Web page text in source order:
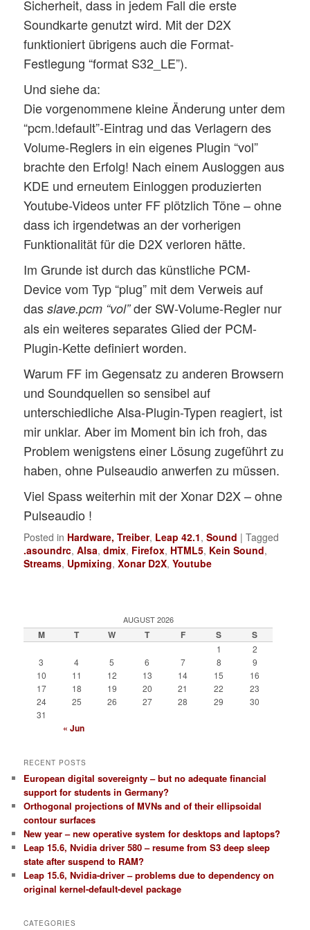
			pcm {
				#format S32_LE
				format S16_LE
				# 44100 or 48000
				# 44100 for music, 48000 is compatible with most h/w
				rate 44100
				#rate 48000
				type hw
				card 0
				device 0
				subdevice 0
			}
			period_size 1024
			#period_size 512
			buffer_size 16384
		}
	}
	capture.pcm "hw:0"
}
	type hw
	card 0
}
pcm.upmix {
	type plug
	slave.pcm "dmix51"
	#front
	#side / rear -left
	#side / rear - right
    	ttable.1.3 1.0
	# bass
    	ttable.0.5 0.2
    	ttable.1.5 0.2
}
	type softvol
Sicherheit, dass in jedem Fall die erste
Soundkarte genutzt wird. Mit der D2X
funktioniert übrigens auch die Format-
Festlegung “format S32_LE”).
Und siehe da:
Die vorgenommene kleine Änderung unter dem
“pcm.!default”-Eintrag und das Verlagern des
Volume-Reglers in ein eigenes Plugin “vol”
brachte den Erfolg! Nach einem Ausloggen aus
KDE und erneutem Einloggen produzierten
Youtube-Videos unter FF plötzlich Töne – ohne
dass ich irgendetwas an der vorherigen
Funktionalität für die D2X verloren hätte.
Im Grunde ist durch das künstliche PCM-
Device vom Typ “plug” mit dem Verweis auf
dasslave.pcm “vol”der SW-Volume-Regler nur
als ein weiteres separates Glied der PCM-
Plugin-Kette definiert worden.
Warum FF im Gegensatz zu anderen Browsern
und Soundquellen so sensibel auf
unterschiedliche Alsa-Plugin-Typen reagiert, ist
mir unklar. Aber im Moment bin ich froh, das
Problem wenigstens einer Lösung zugeführt zu
haben, ohne Pulseaudio anwerfen zu müssen.
Viel Spass weiterhin mit der Xonar D2X – ohne
Pulseaudio !
Posted in Hardware, Treiber, Leap 42.1,Sound |Tagged
.asoundrc,Alsa,dmix, Firefox, HTML5, Kein Sound,
Streams, Upmixing,Xonar D2X,Youtube
AUGUST 2026
M T W T F S S
1
2
3
4 5 6 7 8
9
10
11 12 13 14 15
16
17
18 19 20 21 22
23
24
25 26 27 28 29
30
31
« Jun
RECENT POSTS
European digital sovereignty – but no adequate financial
support for students in Germany?
Orthogonal projections of MVNs and of their ellipsoidal
contour surfaces
New year – new operative system for desktops and laptops?
Leap 15.6, Nvidia driver 580 – resume from S3 deep sleep
state after suspend to RAM?
Leap 15.6, Nvidia-driver – problems due to dependency on
original kernel-default-devel package
CATEGORIES